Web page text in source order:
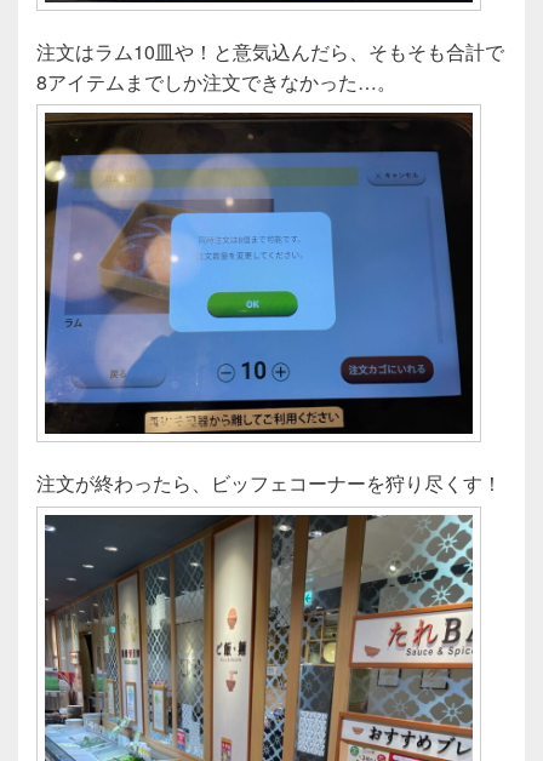
注文はラム10皿や！と意気込んだら、そもそも合計で
8アイテムまでしか注文できなかった…。
注文が終わったら、ビッフェコーナーを狩り尽くす！